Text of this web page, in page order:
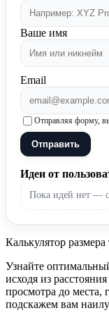
Ваше имя
Email
Отправляя форму,
Отправить
Идеи от
Пока идей нет —
Калькулятор размера
Узнайте
исходя из
просмотра до места,
подскажем вам